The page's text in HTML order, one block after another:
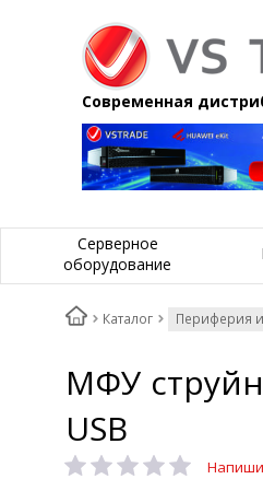
Современная
Серверное
оборудование
Каталог Периферия
МФУ
USB